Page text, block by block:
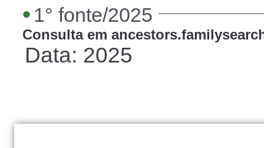
•1° fonte/2025
Consulta em
Data: 2025